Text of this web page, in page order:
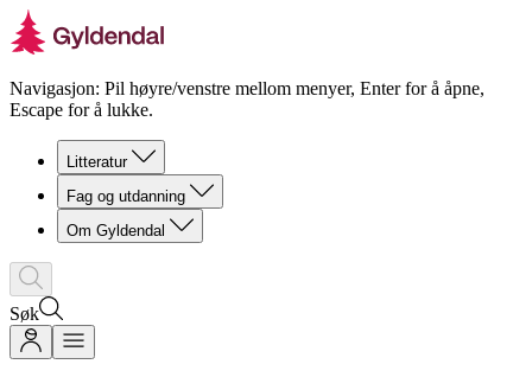
Navigasjon: Pil høyre/venstre mellom menyer, Enter for å åpne,
Escape for å lukke.
Litteratur
Fag og utdanning
Om Gyldendal
Søk